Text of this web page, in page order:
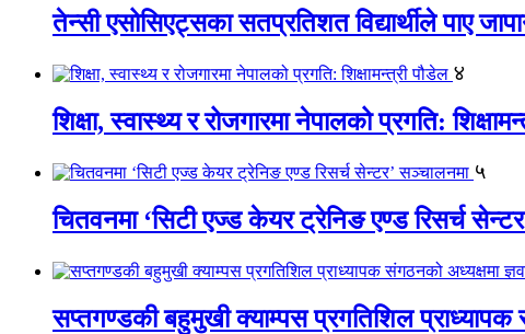
तेन्सी एसोसिएट्सका सतप्रतिशत विद्यार्थीले पाए
४
शिक्षा, स्वास्थ्य र रोजगारमा नेपालको प्रगति:
५
चितवनमा ‘सिटी एज्ड केयर ट्रेनिङ एण्ड रिसर्च
सप्तगण्डकी बहुमुखी क्याम्पस प्रगतिशिल प्राध्यापक